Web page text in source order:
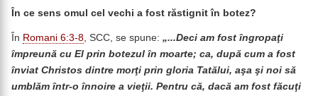
În ce sens omul cel vechi a fost răstignit în botez?
În Romani 6:3-8 , SCC, se spune: „...Deci am fost îngropaţi
împreună cu El prin botezul în moarte; ca, după cum a fost
înviat Christos dintre morţi prin gloria Tatălui, aşa şi noi să
umblăm într-o înnoire a vieţii. Pentru că, dacă am fost făcuţi